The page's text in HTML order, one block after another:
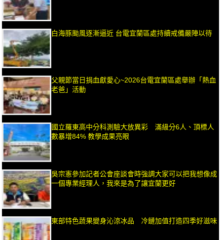
白海豚颱風逐漸逼近 台電宜蘭區處持續戒備嚴陣以待
父親節當日捐血獻愛心~2026台電宜蘭區處舉辦「熱血
老爸」活動
國立羅東高中分科測驗大放異彩 滿級分6人、頂標人
數暴增84% 教學成果亮眼
吳宗憲參加記者公會座談會時強調大家可以把我想像成
一個專業經理人，我來是為了讓宜蘭更好
東部特色蔬果變身沁涼冰品 冷鏈加值打造四季好滋味